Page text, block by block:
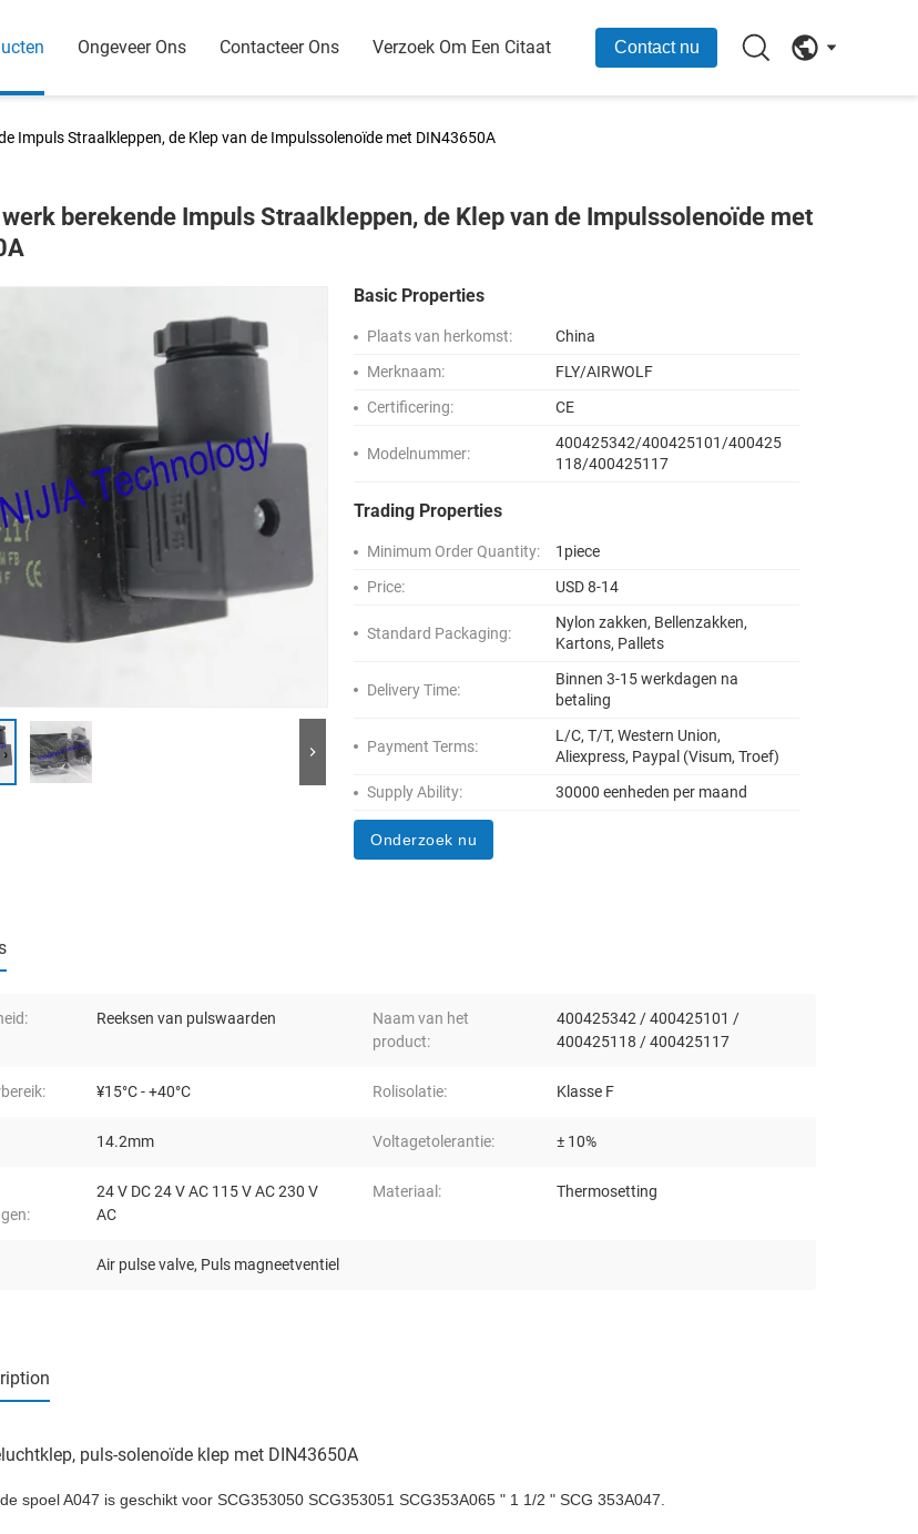
Ongeveer Ons Contacteer Ons Verzoek Om Een Citaat Contact nu
Impuls Straalkleppen, de Klep van de Impulssolenoïde met DIN43650A
berekende Impuls Straalkleppen, de Klep van de Impulssolenoïde met
Basic Properties
Plaats van herkomst:
China
Merknaam:
FLY/AIRWOLF
Certificering:
CE
Modelnummer:
400425342/400425101/400425
118/400425117
Trading Properties
Minimum Order Quantity:
1piece
Price:
USD 8-14
Standard Packaging:
Nylon zakken, Bellenzakken,
Kartons, Pallets
Delivery Time:
Binnen 3-15 werkdagen na
betaling
Payment Terms:
L/C, T/T, Western Union,
Aliexpress, Paypal (Visum, Troef)
Supply Ability:
30000 eenheden per maand
Onderzoek nu
Reeksen van pulswaarden
Naam van het
product:
400425342 / 400425101 /
400425118 / 400425117
¥15°C - +40°C Rolisolatie: Klasse F
14.2mm Voltagetolerantie: ± 10%
24 V DC 24 V AC 115 V AC 230 V
AC
Materiaal: Thermosetting
Air pulse valve, Puls magneetventiel
puls-solenoïde klep met DIN43650A
spoel A047 is geschikt voor SCG353050 SCG353051 SCG353A065 " 1 1/2 " SCG 353A047.